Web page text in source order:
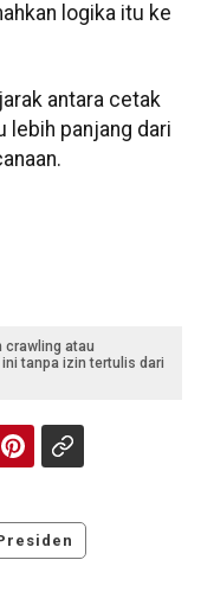
logika itu ke
antara cetak
lebih panjang dari
crawling atau
tanpa izin tertulis dari